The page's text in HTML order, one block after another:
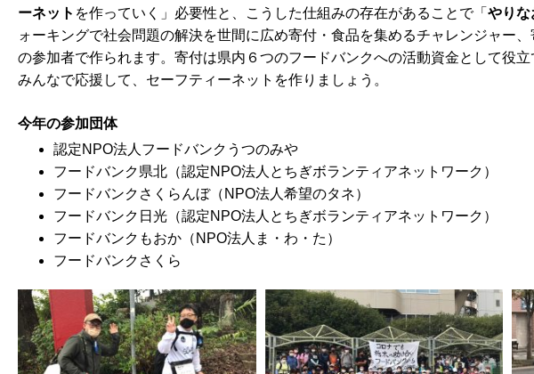
ーネット を作っていく」必要性と、こうした仕組みの存在があることで「 やりな
ォーキングで社会問題の解決を世間に広め寄付・食品を集めるチャレンジャー
の参加者で作られます。寄付は県内６つのフードバンクへの活動資金として役
みんなで応援して、セーフティーネットを作りましょう。
今年の参加団体
認定NPO法人フードバンクうつのみや
フードバンク県北（認定NPO法人とちぎボランティアネットワーク）
フードバンクさくらんぼ（NPO法人希望のタネ）
フードバンク日光（認定NPO法人とちぎボランティアネットワーク）
フードバンクもおか（NPO法人ま・わ・た）
フードバンクさくら